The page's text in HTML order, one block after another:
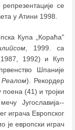
се
у Атини 1998.
Купа „Кораћа"
, 1999. са
1992) и Куп
Шпаније
Реалом). Рекордер
(41) и тројки
Југославија--
играча Европског
је европски играч